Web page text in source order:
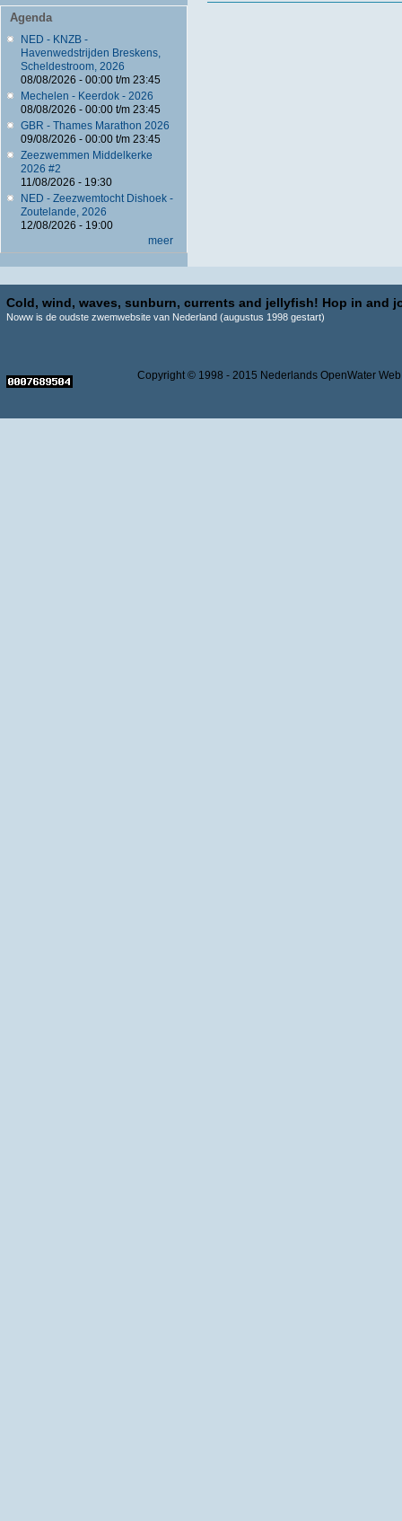
Agenda
NED - KNZB -
Havenwedstrijden Breskens,
Scheldestroom, 2026
08/08/2026 - 00:00t/m 23:45
Mechelen - Keerdok - 2026
08/08/2026 - 00:00t/m 23:45
GBR - Thames Marathon 2026
09/08/2026 - 00:00t/m 23:45
Zeezwemmen Middelkerke
2026 #2
11/08/2026 - 19:30
NED - Zeezwemtocht Dishoek -
Zoutelande, 2026
12/08/2026 - 19:00
meer
Cold, wind, waves, sunburn, currents and jellyfish! Hop in and
Noww is de oudste zwemwebsite van Nederland (augustus 1998 gestart)
Copyright © 1998 - 2015 Nederlands OpenWater